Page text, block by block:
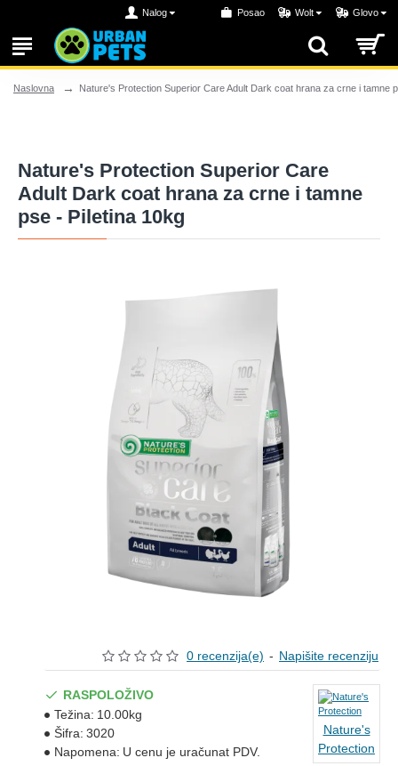
Nalog Posao Wolt Glovo
Naslovna Nature's Protection Superior Care Adult Dark coat hrana za crne i tamne
Nature's Protection Superior Care
Adult Dark coat hrana za crne i tamne
pse - Piletina 10kg
0 recenzija(e) - Napišite recenziju
RASPOLOŽIVO
Težina: 10.00kg
Šifra: 3020
Napomena: U cenu je uračunat PDV.
Nature's
Protection